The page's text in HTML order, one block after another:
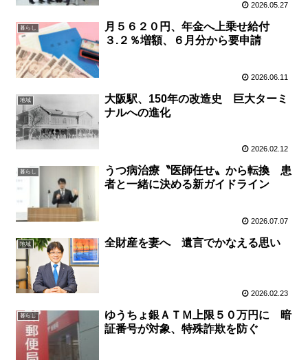
2026.05.27
暮らし
月５６２０円、年金へ上乗せ給付
３.２％増額、６月分から要申請
2026.06.11
地域
大阪駅、150年の改造史 巨大ターミ
ナルへの進化
2026.02.12
暮らし
うつ病治療〝医師任せ〟から転換 患
者と一緒に決める新ガイドライン
2026.07.07
地域 全財産を妻へ 遺言でかなえる思い
2026.02.23
暮らし
ゆうちょ銀ＡＴＭ上限５０万円に 暗
証番号が対象、特殊詐欺を防ぐ